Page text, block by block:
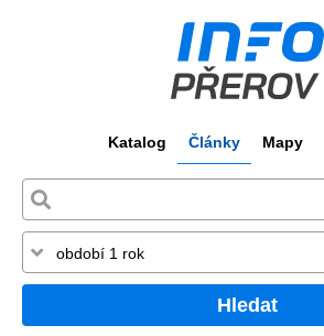
Katalog Články Mapy
Hledat